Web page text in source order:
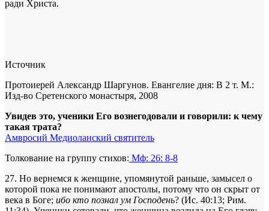
ради Христа.
Источник
Протоиерей Александр Шаргунов. Евангелие дня: В 2 т. М.:
Изд-во Сретенского монастыря, 2008
Увидев это, ученики Его вознегодовали и говорили: к чему
такая трата?
Амвросий Медиоланский святитель
Толкование на группу стихов: Мф: 26: 8-8
27. Но вернемся к женщине, упомянутой раньше, замысел о
которой пока не понимают апостолы, потому что он скрыт от
века в Боге; ибо кто познал ум Господень? (Ис. 40:13; Рим.